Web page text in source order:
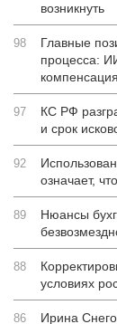
возникнуть
98
Главные
процесса:
97
КС РФ
и срок
92
означает,
89
Нюансы
88
условиях
86 Ирина